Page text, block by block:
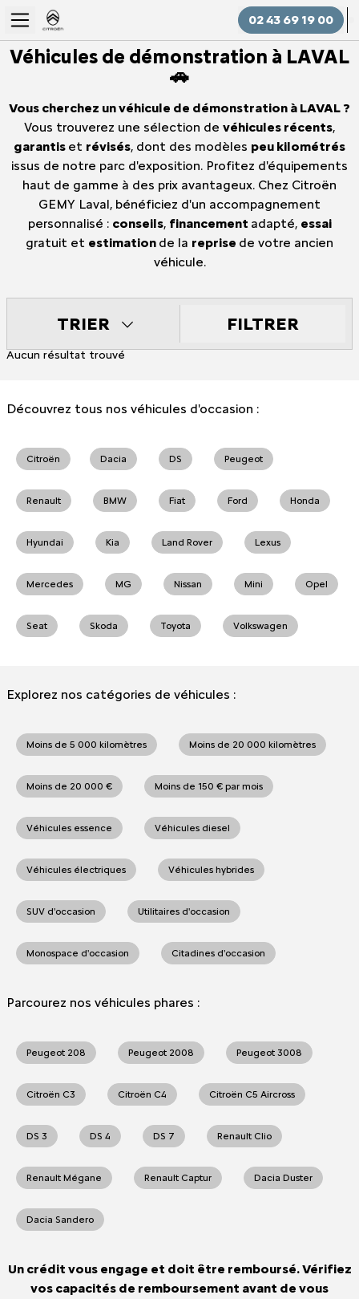
02 43 69 19 00
Véhicules de démonstration à LAVAL
🚗
Vous cherchez un véhicule de démonstration à LAVAL ?
Vous trouverez une sélection de véhicules récents,
garantis et révisés, dont des modèles peu kilométrés
issus de notre parc d'exposition. Profitez d'équipements
haut de gamme à des prix avantageux. Chez Citroën
GEMY Laval, bénéficiez d'un accompagnement
personnalisé : conseils, financement adapté, essai
gratuit et estimation de la reprise de votre ancien
véhicule.
TRIER FILTRER
Aucun résultat trouvé
Découvrez tous nos véhicules d'occasion :
Citroën Dacia DS Peugeot
Renault BMW Fiat Ford Honda
Hyundai Kia Land Rover Lexus
Mercedes MG Nissan Mini Opel
Seat Skoda Toyota Volkswagen
Explorez nos catégories de véhicules :
Moins de 5 000 kilomètres Moins de 20 000 kilomètres
Moins de 20 000 € Moins de 150 € par mois
Véhicules essence Véhicules diesel
Véhicules électriques Véhicules hybrides
SUV d'occasion Utilitaires d'occasion
Monospace d'occasion Citadines d'occasion
Parcourez nos véhicules phares :
Peugeot 208 Peugeot 2008 Peugeot 3008
Citroën C3 Citroën C4 Citroën C5 Aircross
DS 3 DS 4 DS 7 Renault Clio
Renault Mégane Renault Captur Dacia Duster
Dacia Sandero
Un crédit vous engage et doit être remboursé. Vérifiez
vos capacités de remboursement avant de vous